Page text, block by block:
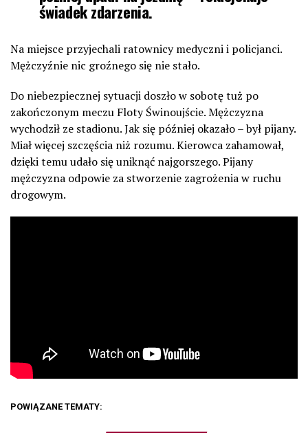
świadek zdarzenia.
Na miejsce przyjechali ratownicy medyczni i policjanci.
Mężczyźnie nic groźnego się nie stało.
Do niebezpiecznej sytuacji doszło w sobotę tuż po
zakończonym meczu Floty Świnoujście. Mężczyzna
wychodził ze stadionu. Jak się później okazało – był pijany.
Miał więcej szczęścia niż rozumu. Kierowca zahamował,
dzięki temu udało się uniknąć najgorszego. Pijany
mężczyzna odpowie za stworzenie zagrożenia w ruchu
drogowym.
POWIĄZANE TEMATY: